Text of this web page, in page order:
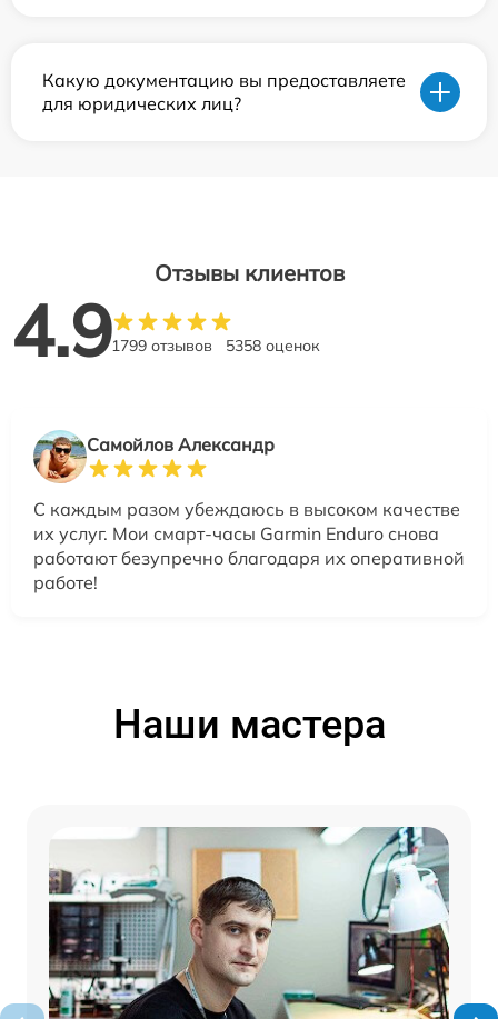
Какую документацию вы предоставляете
для юридических лиц?
Отзывы клиентов
4.91799 отзывов 5358 оценок
Самойлов Александр
С каждым разом убеждаюсь в высоком качестве
их услуг. Мои смарт-часы Garmin Enduro снова
работают безупречно благодаря их оперативной
работе!
Наши мастера